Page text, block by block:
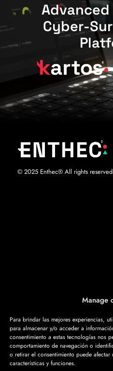
Manage
Para brindar las mejores experiencias,
para almacenar y/o acceder a
consentimiento a estas tecnologías nos
comportamiento de navegación o
o retirar el consentimiento puede afectar
características y funciones.
Cyber-
© 2025 Enthec® All rights reserved